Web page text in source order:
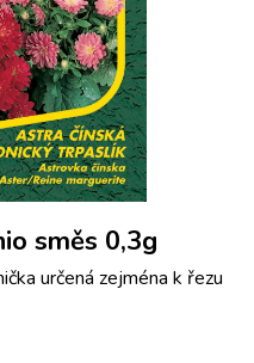
směs 0,3g
určená zejména k řezu